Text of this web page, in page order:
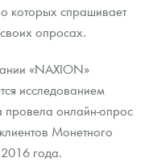
которых спрашивает
опросах.
«NAXION»
исследованием
провела онлайн-опрос
Монетного
года.